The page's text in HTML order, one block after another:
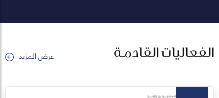
الفعاليات القادمة عرض المزيد